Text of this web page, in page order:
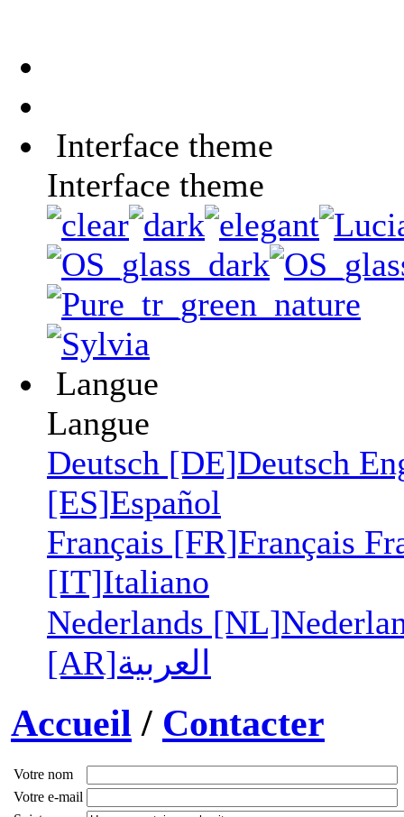
Interface theme
Interface theme
Langue
Langue
Deutsch [DE]Deutsch
[ES]Español
Français [FR]Français
[IT]Italiano
Nederlands [NL]
[AR]العربية
Accueil / Contacter
Votre nom
Votre e-mail